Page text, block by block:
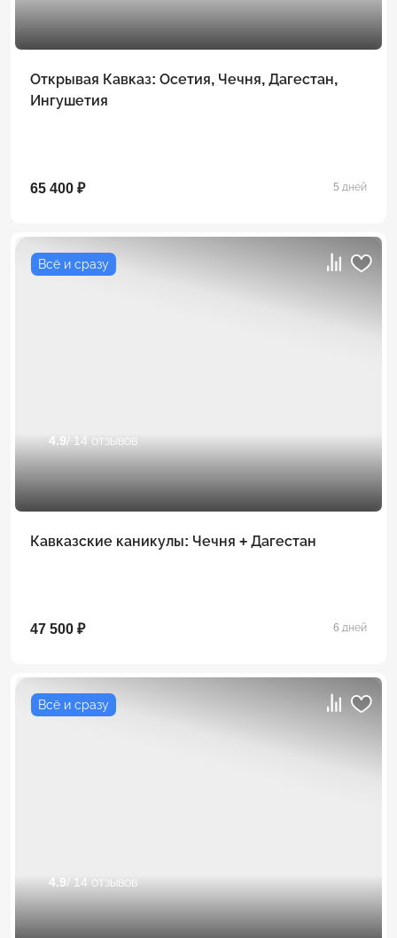
Открывая Кавказ: Осетия, Чечня, Дагестан,
Ингушетия
65 400 ₽ 5 дней
Всё и сразу
4.9/ 14 отзывов
Кавказские каникулы: Чечня + Дагестан
47 500 ₽ 6 дней
Всё и сразу
4.9 / 14 отзывов